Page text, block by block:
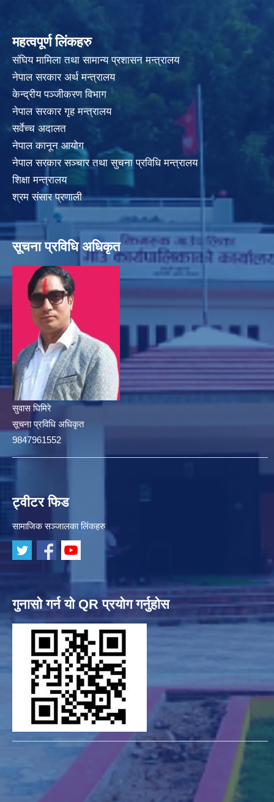
महत्वपूर्ण लिंकहरु
संघिय मामिला तथा सामान्य प्रशासन मन्त्रालय
नेपाल सरकार अर्थ मन्त्रालय
केन्द्रीय पञ्जीकरण विभाग
नेपाल सरकार गृह मन्त्रालय
सर्वेच्च अदालत
नेपाल कानून आयोग
नेपाल सरकार सञ्चार तथा सुचना प्रविधि मन्त्रालय
शिक्षा मन्त्रालय
श्रम संसार प्रणाली
सूचना प्रविधि अधिकृत
सुवास घिमिरे
सूचना प्रविधि अधिकृत
9847961552
ट्वीटर फिड
सामाजिक सञ्जालका लिंकहरु
गुनासो गर्न यो QR प्रयोग गर्नुहोस